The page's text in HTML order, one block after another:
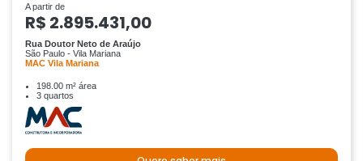
A partir de
R$ 2.895.431,00
Rua Doutor Neto de Araújo
São Paulo - Vila Mariana
MAC Vila Mariana
198.00 m² área
3 quartos